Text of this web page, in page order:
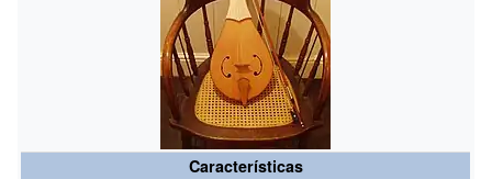
Características